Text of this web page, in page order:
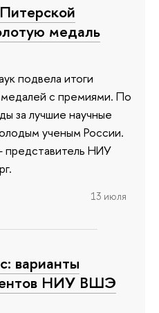
медаль
подвела итоги
с премиями. По
за лучшие научные
ученым России.
представитель НИУ
13 июля
варианты
НИУ ВШЭ